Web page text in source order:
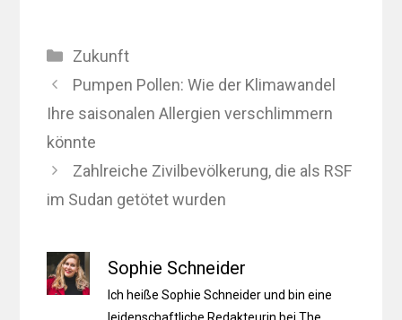
Kategorien
Zukunft
Pumpen Pollen: Wie der Klimawandel
Ihre saisonalen Allergien verschlimmern
könnte
Zahlreiche Zivilbevölkerung, die als RSF
im Sudan getötet wurden
Sophie Schneider
Ich heiße Sophie Schneider und bin eine
leidenschaftliche Redakteurin bei The